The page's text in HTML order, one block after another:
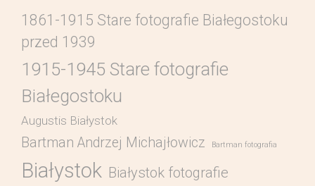
1861-1915 Stare fotografie Białegostoku
przed 1939
1915-1945 Stare fotografie
Białegostoku
Augustis Białystok
Bartman Andrzej Michajłowicz Bartman fotografia
Białystok Białystok fotografie